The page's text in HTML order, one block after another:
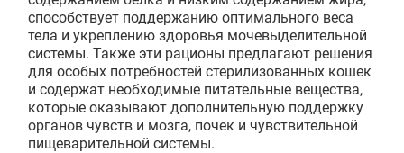
способствует поддержанию оптимального веса
тела и укреплению здоровья мочевыделительной
системы. Также эти рационы предлагают решения
для особых потребностей стерилизованных кошек
и содержат необходимые питательные вещества,
которые оказывают дополнительную поддержку
органов чувств и мозга, почек и чувствительной
пищеварительной системы.